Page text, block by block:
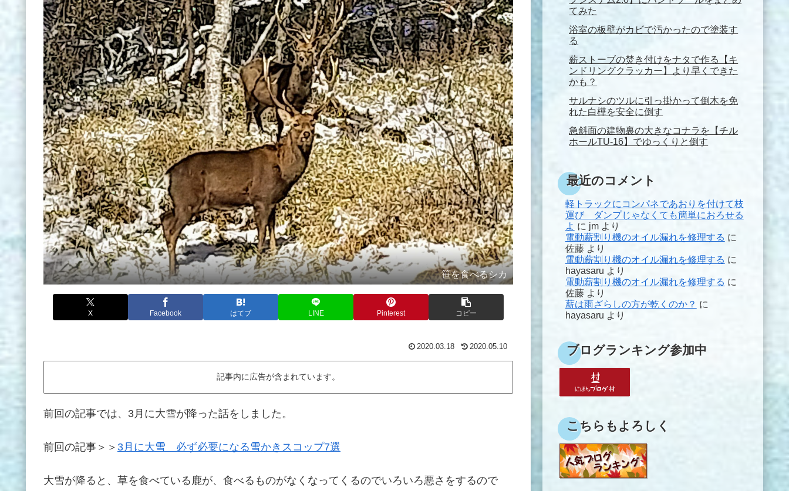
笹を食べるシカ
X Facebook はてブ LINE Pinterest コピー
2020.03.18 2020.05.10
記事内に広告が含まれています。
前回の記事では、3月に大雪が降った話をしました。
前回の記事＞＞ 3月に大雪 必ず必要になる雪かきスコップ7選
大雪が降ると、草を食べている鹿が、食べるものがなくなってくるのでいろいろ悪さをするので
てみた
浴室の板壁がカビで汚かったので塗装す
る
薪ストーブの焚き付けをナタで作る【キ
ンドリングクラッカー】より早くできた
かも？
サルナシのツルに引っ掛かって倒木を免
れた白樺を安全に倒す
急斜面の建物裏の大きなコナラを【チル
ホールTU-16】でゆっくりと倒す
最近のコメント
軽トラックにコンパネであおりを付けて枝
運び ダンプじゃなくても簡単におろせる
よ に jmより
電動薪割り機のオイル漏れを修理する に
佐藤より
電動薪割り機のオイル漏れを修理する に
hayasaru より
電動薪割り機のオイル漏れを修理する に
佐藤より
薪は雨ざらしの方が乾くのか？ に
hayasaru より
ブログランキング参加中
こちらもよろしく